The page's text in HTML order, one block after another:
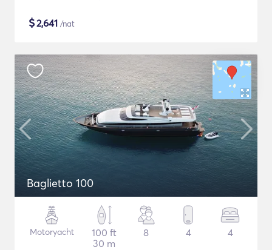
$2,641 /nat
Baglietto 100
Motoryacht
100 ft
30 m
8 4 4